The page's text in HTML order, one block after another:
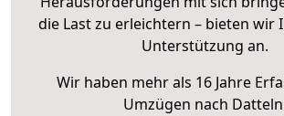
die Last zu erleichtern – bieten wir
Unterstützung an.
Wir haben mehr als 16 Jahre
Umzügen nach Datteln